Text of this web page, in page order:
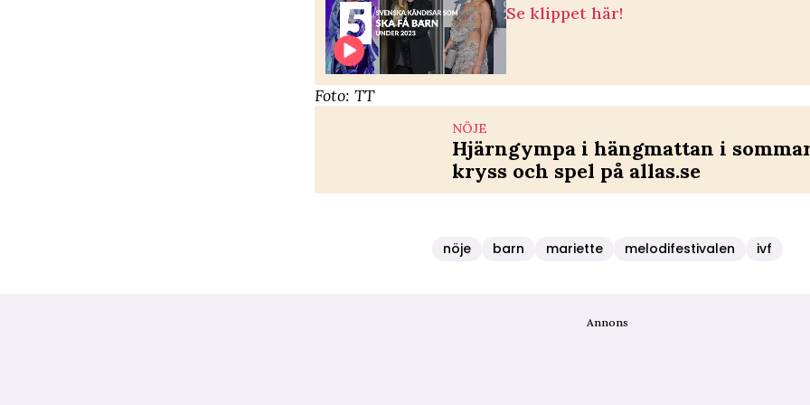
Se klippet här!
Foto: TT
NÖJE
Hjärngympa i hängmattan i
kryss och spel på allas.se
nöje barn mariette melodifestivalen ivf
Annons